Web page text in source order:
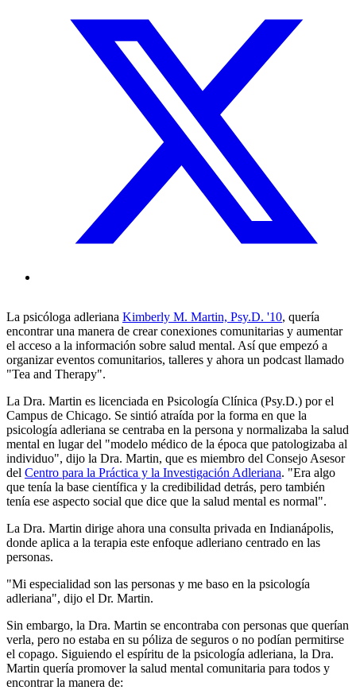
La psicóloga adleriana Kimberly M. Martin, Psy.D. '10, quería
encontrar una manera de crear conexiones comunitarias y aumentar
el acceso a la información sobre salud mental. Así que empezó a
organizar eventos comunitarios, talleres y ahora un podcast llamado
"Tea and Therapy".
La Dra. Martin es licenciada en Psicología Clínica (Psy.D.) por el
Campus de Chicago. Se sintió atraída por la forma en que la
psicología adleriana se centraba en la persona y normalizaba la salud
mental en lugar del "modelo médico de la época que patologizaba al
individuo", dijo la Dra. Martin, que es miembro del Consejo Asesor
del Centro para la Práctica y la Investigación Adleriana. "Era algo
que tenía la base científica y la credibilidad detrás, pero también
tenía ese aspecto social que dice que la salud mental es normal".
La Dra. Martin dirige ahora una consulta privada en Indianápolis,
donde aplica a la terapia este enfoque adleriano centrado en las
personas.
"Mi especialidad son las personas y me baso en la psicología
adleriana", dijo el Dr. Martin.
Sin embargo, la Dra. Martin se encontraba con personas que querían
verla, pero no estaba en su póliza de seguros o no podían permitirse
el copago. Siguiendo el espíritu de la psicología adleriana, la Dra.
Martin quería promover la salud mental comunitaria para todos y
encontrar la manera de: